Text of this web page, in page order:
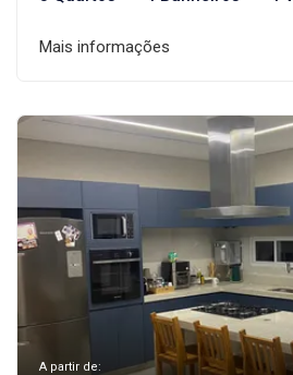
Mais informações
A partir de: